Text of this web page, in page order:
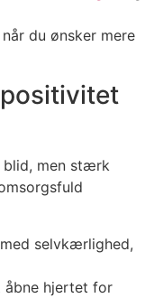
du ønsker mere
blid, men stærk
selvkærlighed,
åbne hjertet for